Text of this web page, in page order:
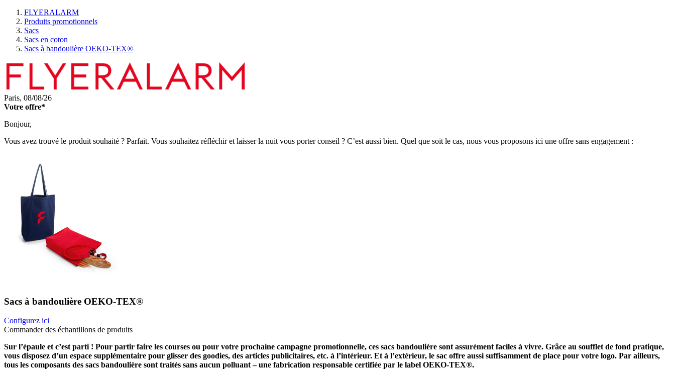
FLYERALARM
Produits promotionnels
Sacs
Sacs en coton
Sacs à bandoulière OEKO-TEX®
Paris, 08/08/26
Votre offre*
Bonjour,
Vous avez trouvé le produit souhaité ? Parfait. Vous souhaitez réfléchir et laisser la nuit vous porter conseil ? C’est aussi bien. Quel que soit le cas, nous vous proposons ici une offre sans engagement :
Sacs à bandoulière OEKO-TEX®
Configurez ici
Commander des échantillons de produits
Sur l’épaule et c’est parti ! Pour partir faire les courses ou pour votre prochaine campagne promotionnelle, ces sacs bandoulière sont assurément faciles à vivre. Grâce au soufflet de fond pratique,
vous disposez d’un espace supplémentaire pour glisser des goodies, des articles publicitaires, etc. à l’intérieur. Et à l’extérieur, le sac offre aussi suffisamment de place pour votre logo. Par ailleurs,
tous les composants des sacs bandoulière sont traités sans aucun polluant – une fabrication responsable certifiée par le label OEKO-TEX®.